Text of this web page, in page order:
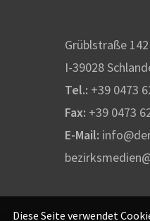
Grüblstraße 142
I-39028
Tel.: +39 0473
Fax: +39 0473
E-Mail:
Diese Seite verwendet